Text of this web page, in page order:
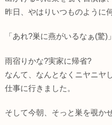
昨日、やはりいつものように
「あれ?巣に燕がいるなぁ(驚)」
雨宿りかな?実家に帰省?
なんて、なんとなくニヤニヤ
仕事に行きました。
そして今朝、そっと巣を覗か